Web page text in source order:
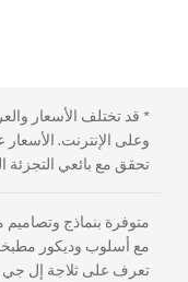
* قد تختلف الأسعار
وعلى الإنترنت.
تحقق مع بائعي التجزئة
متوفرة بنماذج وتصاميم
مع أسلوب وديكور
تعرف على ثلاجة إل جي